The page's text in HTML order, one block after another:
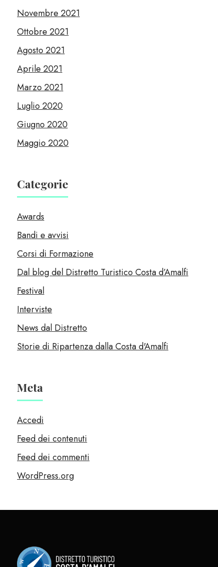
Novembre 2021
Ottobre 2021
Agosto 2021
Aprile 2021
Marzo 2021
Luglio 2020
Giugno 2020
Maggio 2020
Categorie
Awards
Bandi e avvisi
Corsi di Formazione
Dal blog del Distretto Turistico Costa d’Amalfi
Festival
Interviste
News dal Distretto
Storie di Ripartenza dalla Costa d'Amalfi
Meta
Accedi
Feed dei contenuti
Feed dei commenti
WordPress.org